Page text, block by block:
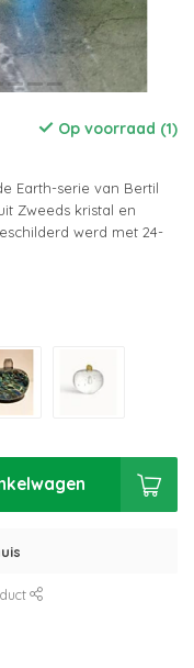
Op voorraad (1)
Earth-serie van Bertil
Zweeds kristal en
werd met 24-